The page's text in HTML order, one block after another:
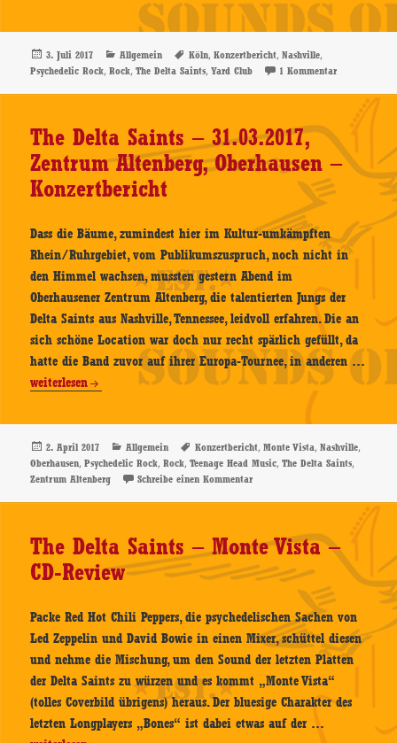
Saints
–
02.07.2017,
Yard
Köln
–
Konzertbericht
Veröffentlicht
am
3. Juli 2017 Kategorien
Allgemein Schlagwörter
Köln,Konzertbericht,Nashville,
Psychedelic Rock,Rock,The Delta Saints,Yard Club 1 Kommentarzu The Delta
The Delta Saints – 31.03.2017,
Zentrum Altenberg, Oberhausen –
Konzertbericht
Dass die Bäume, zumindest hier im Kultur-umkämpften
Rhein/Ruhrgebiet, vom Publikumszuspruch, noch nicht in
den Himmel wachsen, mussten gestern Abend im
Oberhausener Zentrum Altenberg, die talentierten Jungs der
Delta Saints aus Nashville, Tennessee, leidvoll erfahren. Die an
sich schöne Location war doch nur recht spärlich gefüllt, da
hatte die Band zuvor auf ihrer Europa-Tournee, in anderen …
The
Saints
–
31.03.2017,
–
Konzertbericht
weiterlesen
Veröffentlicht
am
2. April 2017 Kategorien
Allgemein Schlagwörter
Konzertbericht,Monte Vista,Nashville,
Oberhausen,Psychedelic Rock,Rock,Teenage Head Music,The Delta Saints,
Zentrum Altenberg Schreibe einen Kommentarzu The Delta Saints –
The Delta Saints – Monte Vista –
CD-Review
Packe Red Hot Chili Peppers, die psychedelischen Sachen von
Led Zeppelin und David Bowie in einen Mixer, schüttel diesen
und nehme die Mischung, um den Sound der letzten Platten
der Delta Saints zu würzen und es kommt „Monte Vista“
(tolles Coverbild übrigens) heraus. Der bluesige Charakter des
letzten Longplayers „Bones“ ist dabei etwas auf der …